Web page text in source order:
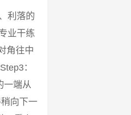
利落的
业干练
角往中
：
一端从
向下一